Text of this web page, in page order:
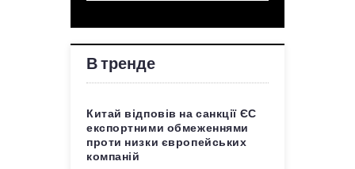
В тренде
Китай відповів на санкції ЄС
експортними обмеженнями
проти низки європейських
компаній